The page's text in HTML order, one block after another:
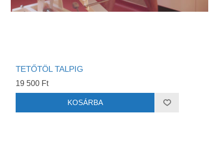
TETŐTÖL TALPIG
19 500 Ft